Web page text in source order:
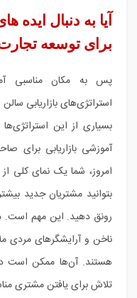
آیا به دنبال ایده
برای توسعه
پس به مکان مناسبی
استراتژی‌های بازاریابی
بسیاری از این
آموزشی بازاریابی برای
امروز، شما یک نمای کلی
بتوانید مشتریان جدید
رونق دهید. این مهم است.
ناخن و آرایشگرهای مردی
هستند. آن‌ها ممکن است
تلاش برای یافتن مشتری